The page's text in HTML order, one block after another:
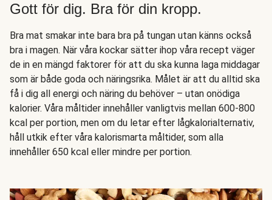
Gott för dig. Bra för din kropp.
Bra mat smakar inte bara bra på tungan utan känns också
bra i magen. När våra kockar sätter ihop våra recept väger
de in en mängd faktorer för att du ska kunna laga middagar
som är både goda och näringsrika. Målet är att du alltid ska
få i dig all energi och näring du behöver – utan onödiga
kalorier. Våra måltider innehåller vanligtvis mellan 600-800
kcal per portion, men om du letar efter lågkalorialternativ,
håll utkik efter våra kalorismarta måltider, som alla
innehåller 650 kcal eller mindre per portion.